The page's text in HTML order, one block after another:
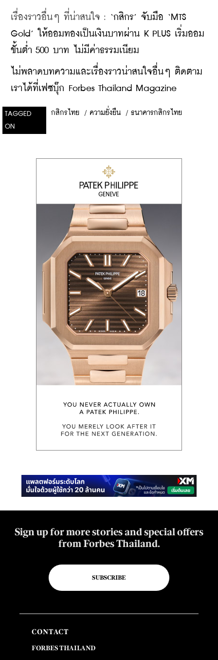
เรื่องราวอื่นๆ ที่น่าสนใจ : ‘กสิกร’ จับมือ ‘MTS
Gold’ ให้ออมทองเป็นเงินบาทผ่าน K PLUS เริ่มออม
ขั้นต่ำ 500 บาท ไม่มีค่าธรรมเนียม
ไม่พลาดบทความและเรื่องราวน่าสนใจอื่นๆ ติดตาม
เราได้ที่เฟซบุ๊ก Forbes Thailand Magazine
TAGGED
ON
กสิกรไทย / ความยั่งยืน / ธนาคารกสิกรไทย
Sign up for more stories and special offers
from Forbes Thailand.
SUBSCRIBE
CONTACT
FORBES THAILAND